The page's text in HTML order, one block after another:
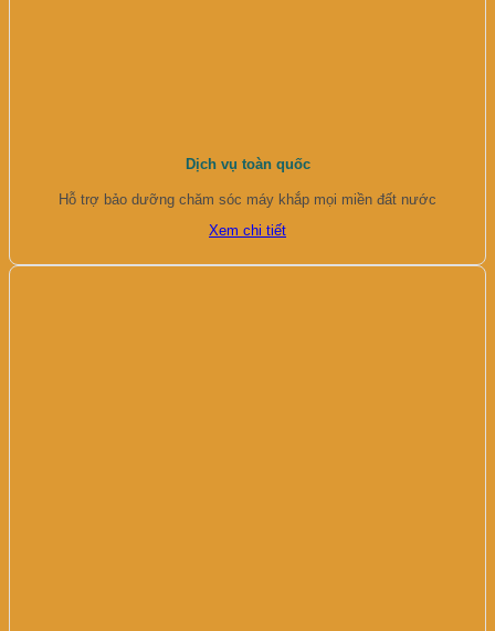
Dịch vụ toàn quốc
Hỗ trợ bảo dưỡng chăm sóc máy khắp mọi miền đất nước
Xem chi tiết